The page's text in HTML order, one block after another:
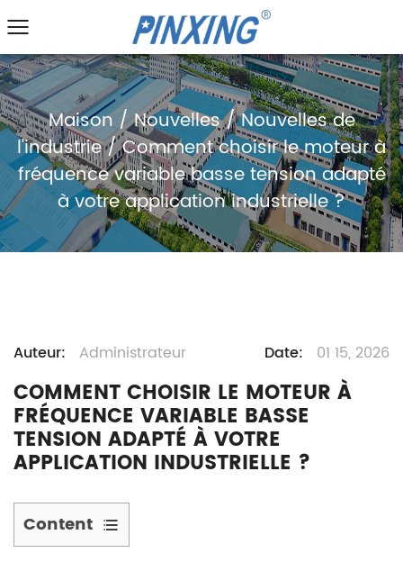
Maison/Nouvelles/Nouvelles de
l'industrie/Comment choisir le moteur à
fréquence variable basse tension adapté
à votre application industrielle ?
Auteur: Administrateur Date: 01 15, 2026
COMMENT CHOISIR LE MOTEUR À
FRÉQUENCE VARIABLE BASSE
TENSION ADAPTÉ À VOTRE
APPLICATION INDUSTRIELLE ?
Content
1